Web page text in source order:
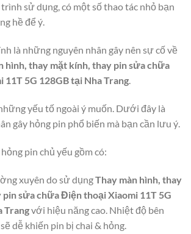
sử dụng, có một số thao tác nhỏ bạn
hề để ý.
là những nguyên nhân gây nên sự cố về
hình, thay mặt kính, thay pin sửa chữa
5G 128GB tại Nha Trang.
yếu tố ngoài ý muốn. Dưới đây là
gây hỏng pin phổ biến mà bạn cần lưu ý.
pin chủ yếu gồm có:
xuyên do sử dụngThay màn hình, thay
pin sửa chữa Điện thoại Xiaomi 11T 5G
Trangvới hiệu năng cao. Nhiệt độ bên
dễ khiến pin bị chai & hỏng.